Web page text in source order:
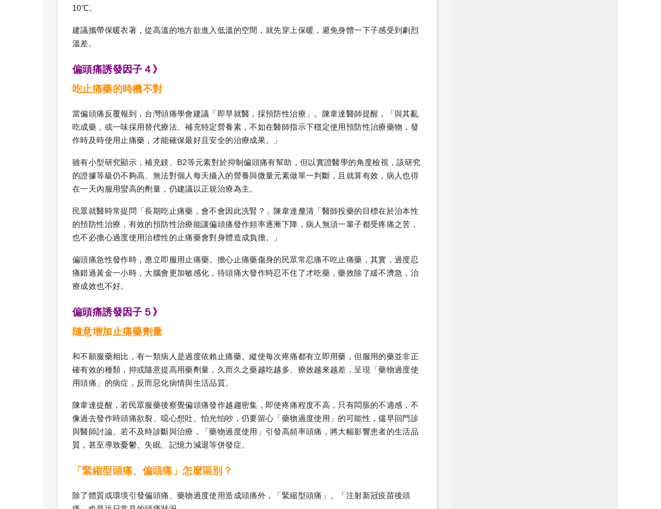
10℃。
建議攜帶保暖衣著，從高溫的地方欲進入低溫的空間，就先穿上保暖，避免身體一下子感受到劇烈
溫差。
偏頭痛誘發因子４》
吃止痛藥的時機不對
當偏頭痛反覆報到，台灣頭痛學會建議「即早就醫，採預防性治療」。陳韋達醫師提醒，「與其亂
吃成藥，或一味採用替代療法、補充特定營養素，不如在醫師指示下穩定使用預防性治療藥物，發
作時及時使用止痛藥，才能確保最好且安全的治療成果。」
雖有小型研究顯示，補充鎂、B2等元素對於抑制偏頭痛有幫助，但以實證醫學的角度檢視，該研究
的證據等級仍不夠高、無法對個人每天攝入的營養與微量元素做單一判斷，且就算有效，病人也得
在一天內服用蠻高的劑量，仍建議以正規治療為主。
民眾就醫時常提問「長期吃止痛藥，會不會因此洗腎？」陳韋達釐清「醫師投藥的目標在於治本性
的預防性治療，有效的預防性治療能讓偏頭痛發作頻率逐漸下降，病人無須一輩子都受疼痛之苦，
也不必擔心過度使用治標性的止痛藥會對身體造成負擔。」
偏頭痛急性發作時，應立即服用止痛藥。擔心止痛藥傷身的民眾常忍痛不吃止痛藥，其實，過度忍
痛錯過黃金一小時，大腦會更加敏感化，待頭痛大發作時忍不住了才吃藥，藥效除了緩不濟急，治
療成效也不好。
偏頭痛誘發因子５》
隨意增加止痛藥劑量
和不願服藥相比，有一類病人是過度依賴止痛藥。縱使每次疼痛都有立即用藥，但服用的藥並非正
確有效的種類，抑或隨意提高用藥劑量，久而久之藥越吃越多、療效越來越差，呈現「藥物過度使
用頭痛」的病症，反而惡化病情與生活品質。
陳韋達提醒，若民眾服藥後察覺偏頭痛發作越趨密集，即使疼痛程度不高，只有悶脹的不適感，不
像過去發作時頭痛欲裂、噁心想吐、怕光怕吵，仍要留心「藥物過度使用」的可能性，儘早回門診
與醫師討論。若不及時診斷與治療，「藥物過度使用」引發高頻率頭痛，將大幅影響患者的生活品
質，甚至導致憂鬱、失眠、記憶力減退等併發症。
「緊縮型頭痛、偏頭痛」怎麼區別？
除了體質或環境引發偏頭痛、藥物過度使用造成頭痛外，「緊縮型頭痛」、「注射新冠疫苗後頭